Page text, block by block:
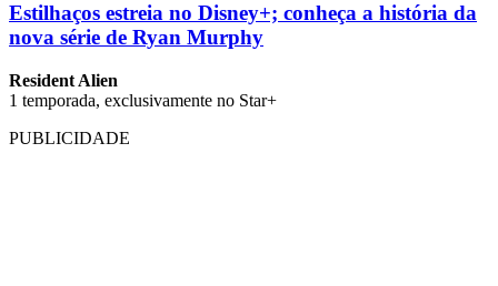
Estilhaços estreia no Disney+; conheça a história da
nova série de Ryan Murphy
Resident Alien
1 temporada, exclusivamente no Star+
PUBLICIDADE